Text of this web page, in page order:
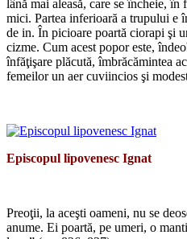
lână mai aleasă, care se încheie, în
mici. Partea inferioară a trupului e
de in. În picioare poartă ciorapi şi
cizme. Cum acest popor este,
înfăţişare plăcută, îmbrăcămintea
femeilor un aer cuviincios şi
Episcopul lipovenesc Ignat
Preoţii, la aceşti oameni, nu se
anume. Ei poartă, pe umeri, o